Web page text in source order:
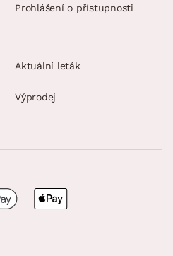
Prohlášení o přístupnosti
Aktuální leták
Výprodej